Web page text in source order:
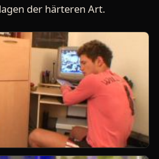
der härteren Art.